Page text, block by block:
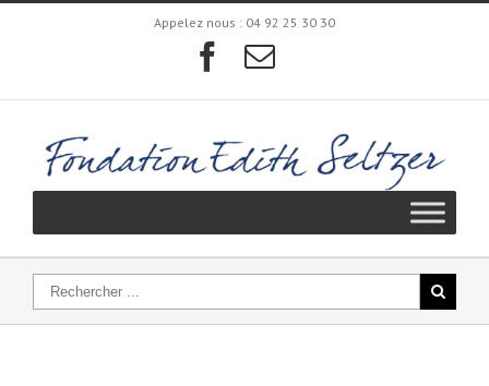
Appelez nous : 04 92 25 30 30